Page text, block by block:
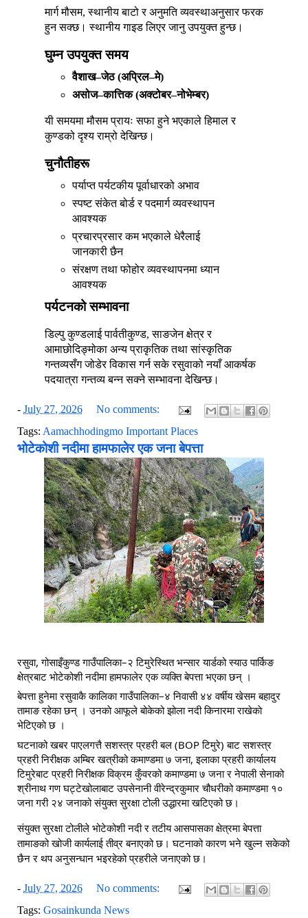
मार्ग मौसम, स्थानीय बाटो र अनुमति व्यवस्थाअनुसार फरक
हुन सक्छ। स्थानीय गाइड लिएर जानु उपयुक्त हुन्छ।
घुम्न उपयुक्त समय
वैशाख–जेठ (अप्रिल–मे)
असोज–कात्तिक (अक्टोबर–नोभेम्बर)
यी समयमा मौसम प्रायः सफा हुने भएकाले हिमाल र
कुण्डको दृश्य राम्रो देखिन्छ।
चुनौतीहरू
पर्याप्त पर्यटकीय पूर्वाधारको अभाव
स्पष्ट संकेत बोर्ड र पदमार्ग व्यवस्थापन
आवश्यक
प्रचारप्रसार कम भएकाले धेरैलाई
जानकारी छैन
संरक्षण तथा फोहोर व्यवस्थापनमा ध्यान
आवश्यक
पर्यटनको सम्भावना
डिल्पु कुण्डलाई पार्वतीकुण्ड, साङजेन क्षेत्र र
आमाछोदिङ्मोका अन्य प्राकृतिक तथा सांस्कृतिक
गन्तव्यसँग जोडेर विकास गर्न सके रसुवाको नयाँ आकर्षक
पदयात्रा गन्तव्य बन्न सक्ने सम्भावना देखिन्छ।
- July 27, 2026
No comments:
Tags: Aamachhodingmo Important Places
भोटेकोशी नदीमा हामफालेर एक जना बेपत्ता
रसुवा, गोसाइँकुण्ड गाउँपालिका–२ टिमुरेस्थित भन्सार यार्डको स्याउ पार्किङ
क्षेत्रबाट भोटेकोशी नदीमा हामफालेर एक व्यक्ति बेपत्ता भएका छन् ।
बेपत्ता हुनेमा रसुवाकै कालिका गाउँपालिका–४ निवासी ४४ वर्षीय खेसम बहादुर
तामाङ रहेका छन् । उनकाे आफूले बोकेको झोला नदी किनारमा राखेकाे
भेटिएकाे छ ।
घटनाको खबर पाएलगत्तै सशस्त्र प्रहरी बल (BOP टिमुरे) बाट सशस्त्र
प्रहरी निरीक्षक अम्बिर खत्रीको कमाण्डमा ७ जना, इलाका प्रहरी कार्यालय
टिमुरेबाट प्रहरी निरीक्षक विक्रम कुँवरको कमाण्डमा ७ जना र नेपाली सेनाको
श्रीनाथ गण घट्टेखोलाबाट उपसेनानी वीरेन्द्रकुमार चौधरीको कमाण्डमा १०
जना गरी २४ जनाको संयुक्त सुरक्षा टोली उद्धारमा खटिएको छ।
संयुक्त सुरक्षा टोलीले भोटेकोशी नदी र तटीय आसपासका क्षेत्रमा बेपत्ता
तामाङको खोजी कार्यलाई तीव्र बनाएको छ। घटनाको कारण भने खुल्न सकेको
छैन र थप अनुसन्धान भइरहेको प्रहरीले जनाएको छ।
- July 27, 2026
No comments:
Tags: Gosainkunda News